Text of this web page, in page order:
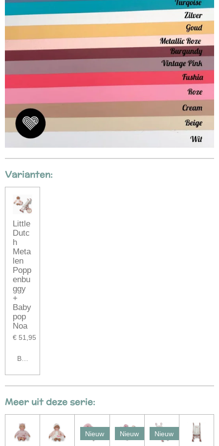
Varianten:
Little
Dutc
h
Meta
len
Popp
enbu
ggy
+
Baby
pop
Noa
€ 51,95
Bekijk details
Meer uit deze serie:
Nieuw Nieuw Nieuw